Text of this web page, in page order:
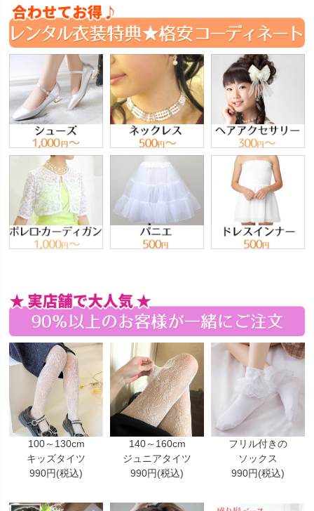
100～130cm
キッズタイツ
990円(税込)
140～160cm
ジュニアタイツ
990円(税込)
フリル付きの
ソックス
990円(税込)